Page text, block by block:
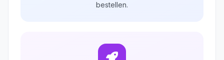
bestellen.